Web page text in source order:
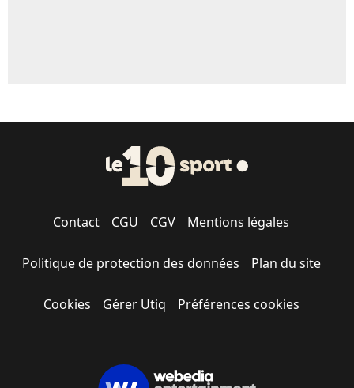
Contact CGU CGV Mentions légales
Politique de protection des données Plan du site
Cookies Gérer Utiq Préférences cookies